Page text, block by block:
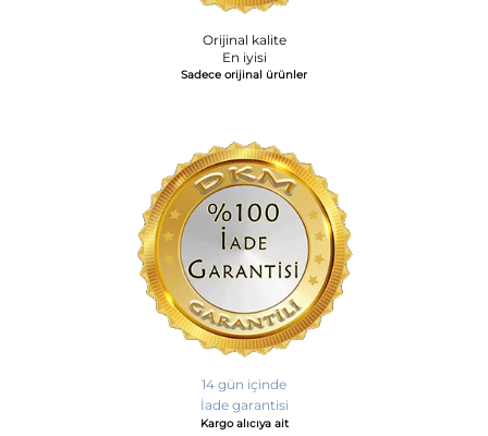
Orijinal kalite
En iyisi
Sadece orijinal ürünler
14 gün içinde
İade garantisi
Kargo alıcıya ait